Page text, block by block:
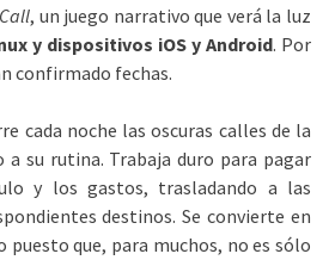
, un juego narrativo que verá la luz
y dispositivos iOS y Android. Por
confirmado fechas.
cada noche las oscuras calles de la
a su rutina. Trabaja duro para pagar
y los gastos, trasladando a las
destinos. Se convierte en
que, para muchos, no es sólo